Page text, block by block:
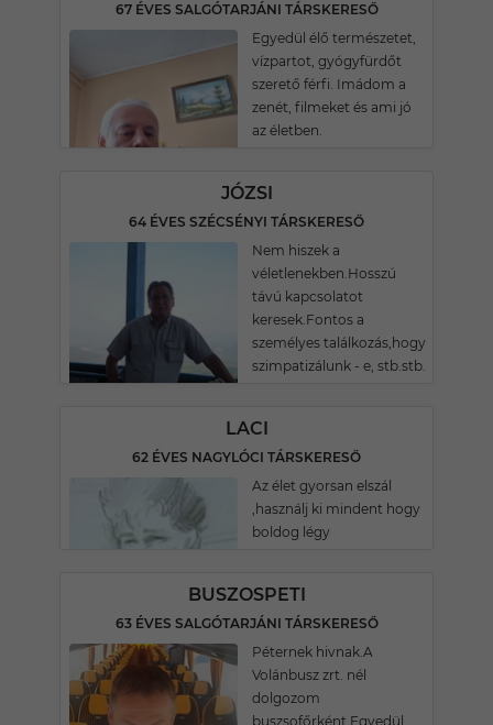
67 ÉVES SALGÓTARJÁNI TÁRSKERESŐ
Egyedül élő természetet,
vízpartot, gyógyfürdőt
szerető férfi. Imádom a
zenét, filmeket és ami jó
az életben.
JÓZSI
64 ÉVES SZÉCSÉNYI TÁRSKERESŐ
Nem hiszek a
véletlenekben.Hosszú
távú kapcsolatot
keresek.Fontos a
személyes találkozás,hogy
szimpatizálunk - e, stb.stb.
LACI
62 ÉVES NAGYLÓCI TÁRSKERESŐ
Az élet gyorsan elszál
,használj ki mindent hogy
boldog légy
BUSZOSPETI
63 ÉVES SALGÓTARJÁNI TÁRSKERESŐ
Péternek hivnak.A
Volánbusz zrt. nél
dolgozom
buszsofőrként.Egyedül